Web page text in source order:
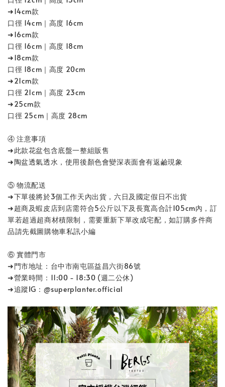
➜14cm款
口徑 14cm｜高度 16cm
➜16cm款
口徑 16cm｜高度 18cm
➜18cm款
口徑 18cm｜高度 20cm
➜21cm款
口徑 21cm｜高度 23cm
➜25cm款
口徑 25cm｜高度 28cm
④ 注意事項
➜此款花盆包含底盤一整組販售
➜陶盆透氣透水，使用後顏色會變深表面會有返鹼現象
⑤ 物流配送
➜下單後將於3個工作天內出貨，六日及國定假日不出貨
➜超商及蝦皮店到店需符合5公斤以下及長寬高合計105cm內，訂
單若超過超商材積限制，需要重新下單改成宅配，如訂購多件商
品請先截圖購物車私訊小編
⑥ 實體門市
➜門市地址：台中市南屯區益昌六街86號
➜營業時間：11:00 - 18:30 (週二公休)
➜追蹤IG：@superplanter.official